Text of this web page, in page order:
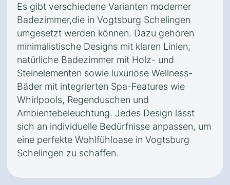
Es gibt verschiedene Varianten moderner
Badezimmer,die in Vogtsburg Schelingen
umgesetzt werden können. Dazu gehören
minimalistische Designs mit klaren Linien,
natürliche Badezimmer mit Holz- und
Steinelementen sowie luxuriöse Wellness-
Bäder mit integrierten Spa-Features wie
Whirlpools, Regenduschen und
Ambientebeleuchtung. Jedes Design lässt
sich an individuelle Bedürfnisse anpassen, um
eine perfekte Wohlfühloase in Vogtsburg
Schelingen zu schaffen.